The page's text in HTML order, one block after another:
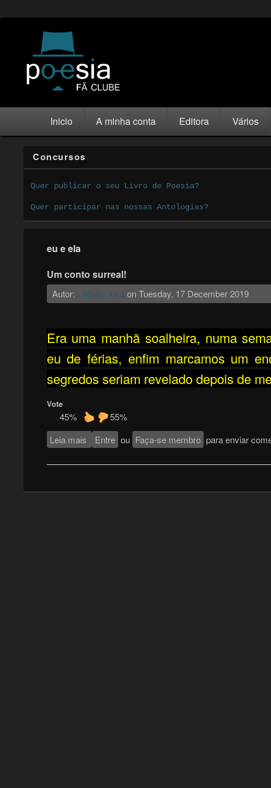
Inicio A minha conta Editora Vários
Concursos
Quer publicar o seu Livro de Poesia?
Quer participar nas nossas Antologias?
eu e ela
Um conto surreal!
Autor: DiCello Poeta on Tuesday, 17 December 2019
Era uma manhã soalheira, numa
eu de férias, enfim marcamos um
segredos seriam revelado depois de
Vote
45%
55%
Leia mais sobre Um conto surreal!
Entre ou Faça-se membro para enviar